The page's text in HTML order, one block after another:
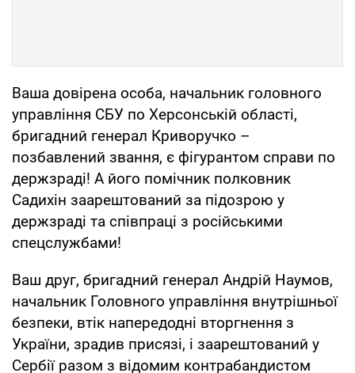
Ваша довірена особа, начальник головного
управління СБУ по Херсонській області,
бригадний генерал Криворучко –
позбавлений звання, є фігурантом справи по
держзраді! А його помічник полковник
Садихін заарештований за підозрою у
держзраді та співпраці з російськими
спецслужбами!
Ваш друг, бригадний генерал Андрій Наумов,
начальник Головного управління внутрішньої
безпеки, втік напередодні вторгнення з
України, зрадив присязі, і заарештований у
Сербії разом з відомим контрабандистом